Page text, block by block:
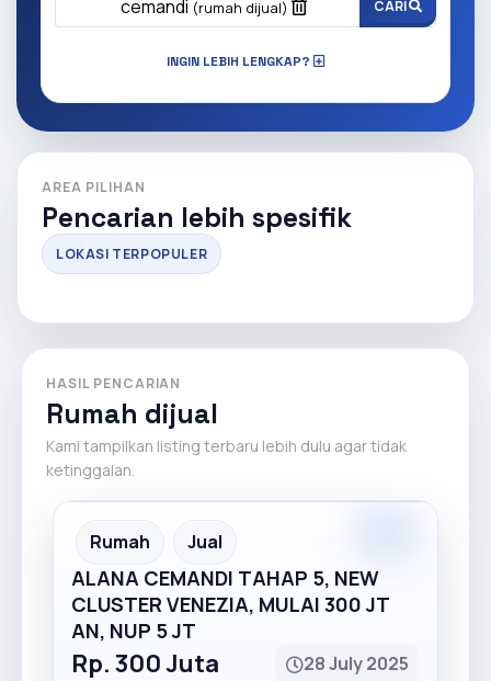
cemandi (rumah dijual) CARI
INGIN LEBIH LENGKAP?
AREA PILIHAN
Pencarian lebih spesifik
LOKASI TERPOPULER
HASIL PENCARIAN
Rumah dijual
Kami tampilkan listing terbaru lebih dulu agar tidak
ketinggalan.
Recommended
Rumah Jual
ALANA CEMANDI TAHAP 5, NEW
CLUSTER VENEZIA, MULAI 300 JT
AN, NUP 5 JT
Rp. 300 Juta
28 July 2025